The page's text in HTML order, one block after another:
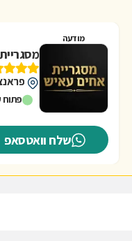
מודעה
פראנצויז 9,
פתוח עד
שלח וואטסאפ